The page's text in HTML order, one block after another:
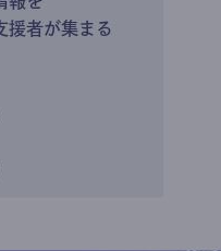
援者が集まる